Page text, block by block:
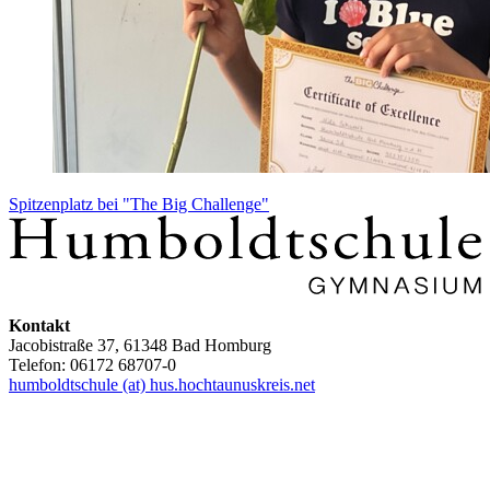
Spitzenplatz bei "The Big Challenge"
Kontakt
Jacobistraße 37, 61348 Bad Homburg
Telefon: 06172 68707-0
humboldtschule (at) hus.hochtaunuskreis.net